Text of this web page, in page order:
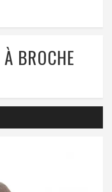
BROCHE